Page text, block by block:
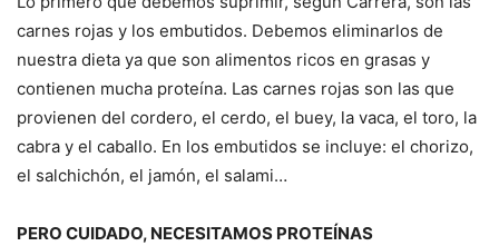
carnes rojas y los embutidos. Debemos eliminarlos de
nuestra dieta ya que son alimentos ricos en grasas y
contienen mucha proteína. Las carnes rojas son las que
provienen del cordero, el cerdo, el buey, la vaca, el toro, la
cabra y el caballo. En los embutidos se incluye: el chorizo,
el salchichón, el jamón, el salami…
PERO CUIDADO, NECESITAMOS PROTEÍNAS